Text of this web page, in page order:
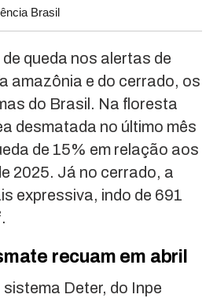
Brasil
queda nos alertas de
amazônia e do cerrado, os
do Brasil. Na floresta
desmatada no último mês
de 15% em relação aos
2025. Já no cerrado, a
expressiva, indo de 691
recuam em abril
Deter, do Inpe